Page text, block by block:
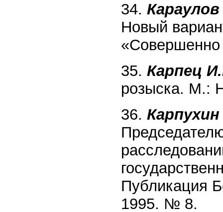
34.
Новый
«Совершенно
35. Карпец
розыска. М.:
36.
Публикация
1995. № 8.